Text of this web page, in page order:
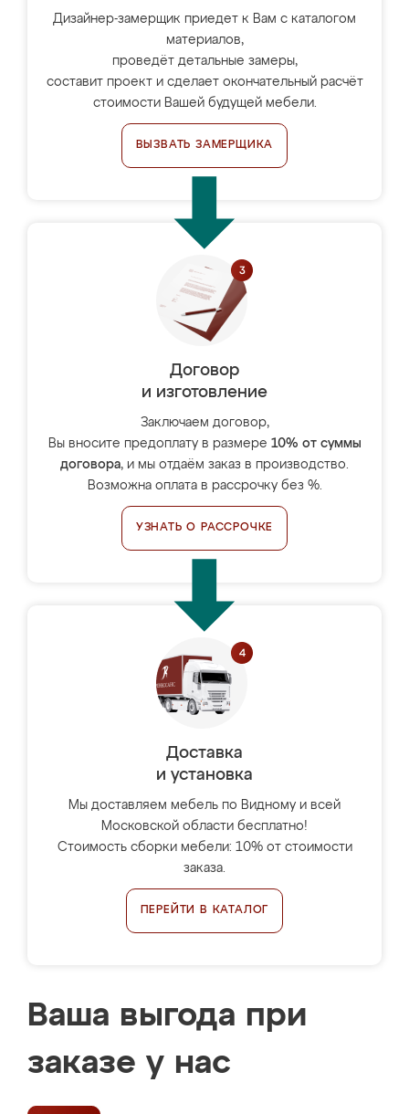
Дизайнер-замерщик приедет к Вам с каталогом
материалов,
проведёт детальные замеры,
составит проект и сделает окончательный расчёт
стоимости Вашей будущей мебели.
ВЫЗВАТЬ ЗАМЕРЩИКА
Договор
и изготовление
Заключаем договор,
Вы вносите предоплату в размере 10% от суммы
договора, и мы отдаём заказ в производство.
Возможна оплата в рассрочку без %.
УЗНАТЬ О РАССРОЧКЕ
Доставка
и установка
Мы доставляем мебель по Видному и всей
Московской области бесплатно!
Стоимость сборки мебели: 10% от стоимости
заказа.
ПЕРЕЙТИ В КАТАЛОГ
Ваша выгода при
заказе у нас